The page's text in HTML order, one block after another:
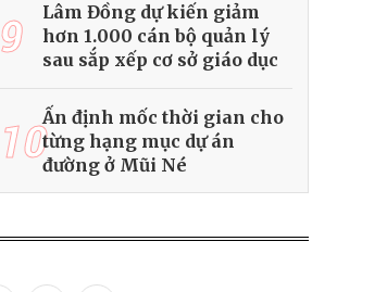
9
Lâm Đồng dự kiến giảm
hơn 1.000 cán bộ quản lý
sau sắp xếp cơ sở giáo dục
10Ấn định mốc thời gian cho
từng hạng mục dự án
đường ở Mũi Né